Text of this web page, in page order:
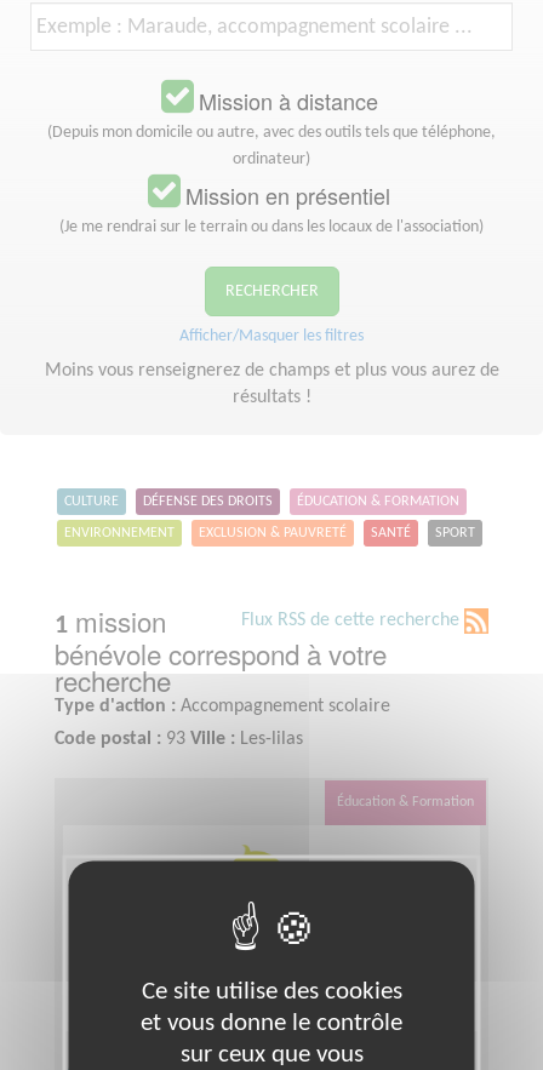
Mission à distance
(Depuis mon domicile ou autre, avec des outils tels que téléphone,
ordinateur)
Mission en présentiel
(Je me rendrai sur le terrain ou dans les locaux de l'association)
RECHERCHER
Afficher/Masquer les filtres
Moins vous renseignerez de champs et plus vous aurez de
résultats !
CULTURE DÉFENSE DES DROITS ÉDUCATION & FORMATION
ENVIRONNEMENT EXCLUSION & PAUVRETÉ SANTÉ SPORT
Flux RSS de cette recherche
1 mission
bénévole correspond à votre
recherche
Type d'action : Accompagnement scolaire
Code postal : 93 Ville : Les-lilas
Éducation & Formation
Ce site utilise des cookies
et vous donne le contrôle
sur ceux que vous